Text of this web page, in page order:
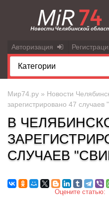
Авторизация
Мир74.ру » Новости
зарегистрировано 47 случаев
В
СЛУЧАЕВ
Оцените статью: